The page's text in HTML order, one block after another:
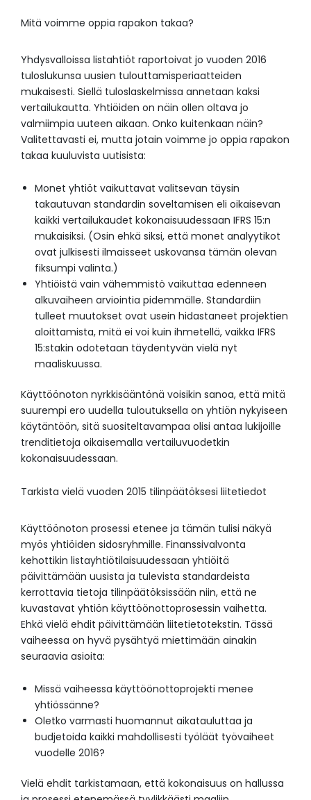
Mitä voimme oppia rapakon takaa?
Yhdysvalloissa listahtiöt raportoivat jo vuoden 2016
tuloslukunsa uusien tulouttamisperiaatteiden
mukaisesti. Siellä tuloslaskelmissa annetaan kaksi
vertailukautta. Yhtiöiden on näin ollen oltava jo
valmiimpia uuteen aikaan. Onko kuitenkaan näin?
Valitettavasti ei, mutta jotain voimme jo oppia rapakon
takaa kuuluvista uutisista:
Monet yhtiöt vaikuttavat valitsevan täysin
takautuvan standardin soveltamisen eli oikaisevan
kaikki vertailukaudet kokonaisuudessaan IFRS 15:n
mukaisiksi. (Osin ehkä siksi, että monet analyytikot
ovat julkisesti ilmaisseet uskovansa tämän olevan
fiksumpi valinta.)
Yhtiöistä vain vähemmistö vaikuttaa edenneen
alkuvaiheen arviointia pidemmälle. Standardiin
tulleet muutokset ovat usein hidastaneet projektien
aloittamista, mitä ei voi kuin ihmetellä, vaikka IFRS
15:stakin odotetaan täydentyvän vielä nyt
maaliskuussa.
Käyttöönoton nyrkkisääntönä voisikin sanoa, että mitä
suurempi ero uudella tuloutuksella on yhtiön nykyiseen
käytäntöön, sitä suositeltavampaa olisi antaa lukijoille
trenditietoja oikaisemalla vertailuvuodetkin
kokonaisuudessaan.
Tarkista vielä vuoden 2015 tilinpäätöksesi liitetiedot
Käyttöönoton prosessi etenee ja tämän tulisi näkyä
myös yhtiöiden sidosryhmille. Finanssivalvonta
kehottikin listayhtiötilaisuudessaan yhtiöitä
päivittämään uusista ja tulevista standardeista
kerrottavia tietoja tilinpäätöksissään niin, että ne
kuvastavat yhtiön käyttöönottoprosessin vaihetta.
Ehkä vielä ehdit päivittämään liitetietotekstin. Tässä
vaiheessa on hyvä pysähtyä miettimään ainakin
seuraavia asioita:
Missä vaiheessa käyttöönottoprojekti menee
yhtiössänne?
Oletko varmasti huomannut aikatauluttaa ja
budjetoida kaikki mahdollisesti työläät työvaiheet
vuodelle 2016?
Vielä ehdit tarkistamaan, että kokonaisuus on hallussa